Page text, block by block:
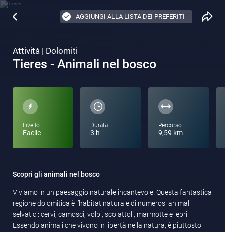
AGGIUNGI ALLA LISTA DEI PREFERITI
Attività | Dolomiti
Tieres - Animali nel bosco
Livello
Facile
Durata
3 h
Percorso
9,59 km
Scopri gli animali nel bosco
Viviamo in un paesaggio naturale incantevole. Questa fantastica
regione dolomitica è l’habitat naturale di numerosi animali
selvatici: cervi, camosci, volpi, scoiattoli, marmotte e lepri.
Essendo animali che vivono in libertà nella natura, è piuttosto